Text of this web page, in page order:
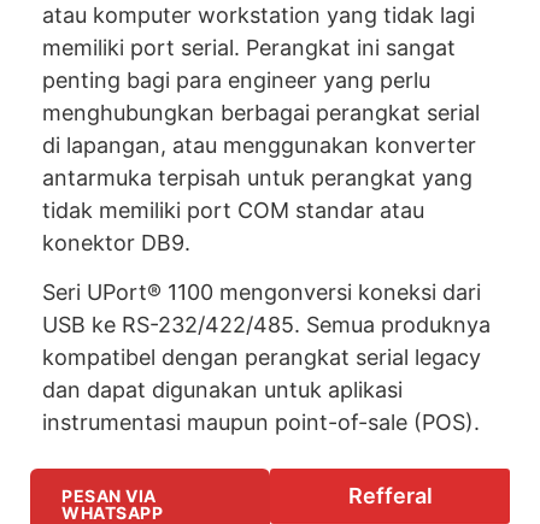
atau komputer workstation yang tidak lagi
memiliki port serial. Perangkat ini sangat
penting bagi para engineer yang perlu
menghubungkan berbagai perangkat serial
di lapangan, atau menggunakan konverter
antarmuka terpisah untuk perangkat yang
tidak memiliki port COM standar atau
konektor DB9.
Seri UPort® 1100 mengonversi koneksi dari
USB ke RS-232/422/485. Semua produknya
kompatibel dengan perangkat serial legacy
dan dapat digunakan untuk aplikasi
instrumentasi maupun point-of-sale (POS).
PESAN VIA
WHATSAPP
Refferal